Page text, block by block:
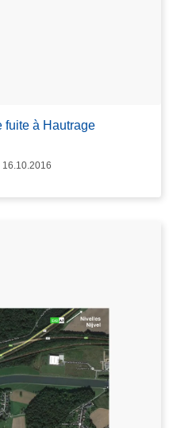
fuite à Hautrage
16.10.2016